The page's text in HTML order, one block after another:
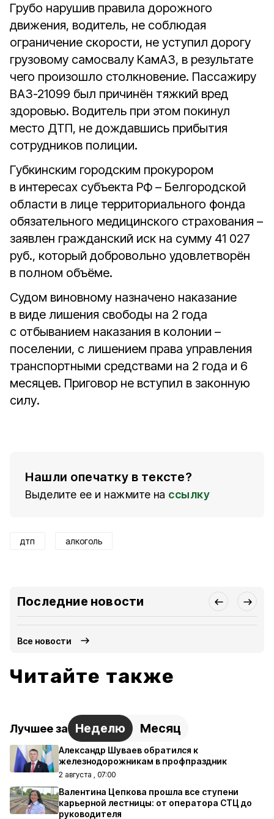
Грубо нарушив правила дорожного
движения, водитель, не соблюдая
ограничение скорости, не уступил дорогу
грузовому самосвалу КамАЗ, в результате
чего произошло столкновение. Пассажиру
ВАЗ-21099 был причинён тяжкий вред
здоровью. Водитель при этом покинул
место ДТП, не дождавшись прибытия
сотрудников полиции.
Губкинским городским прокурором
в интересах субъекта РФ – Белгородской
области в лице территориального фонда
обязательного медицинского страхования –
заявлен гражданский иск на сумму 41 027
руб., который добровольно удовлетворён
в полном объёме.
Судом виновному назначено наказание
в виде лишения свободы на 2 года
с отбыванием наказания в колонии –
поселении, с лишением права управления
транспортными средствами на 2 года и 6
месяцев. Приговор не вступил в законную
силу.
Нашли опечатку в тексте?
Выделите ее и нажмите на ссылку
дтп алкоголь
Последние новости
Все новости
Читайте также
Лучшее за Неделю Месяц
Александр Шуваев обратился к
железнодорожникам в профпраздник
2 августа , 07:00
Валентина Цепкова прошла все ступени
карьерной лестницы: от оператора СТЦ до
руководителя